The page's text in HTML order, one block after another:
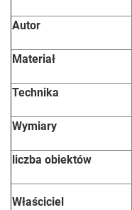
Autor
Materiał
Technika
Wymiary
liczba obiektów
Właściciel